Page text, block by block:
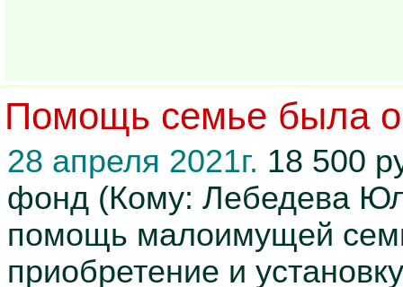
Помощь семье была
28 апреля 2021г. 18 500
фонд (Кому: Лебедева
помощь малоимущей
приобретение и